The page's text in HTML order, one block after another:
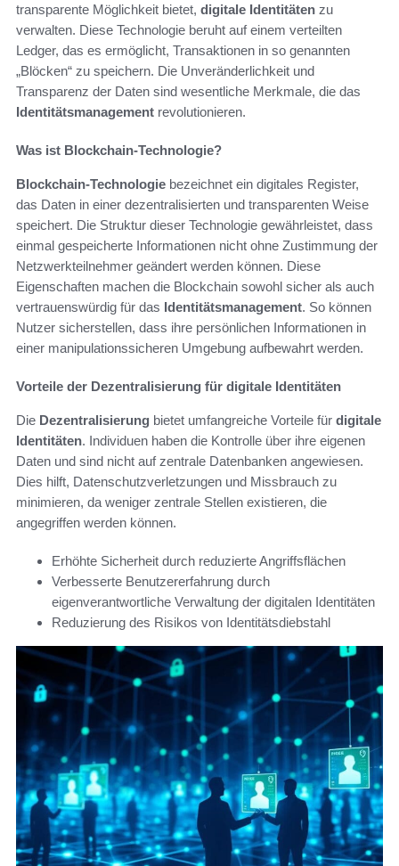
transparente Möglichkeit bietet, digitale Identitäten zu
verwalten. Diese Technologie beruht auf einem verteilten
Ledger, das es ermöglicht, Transaktionen in so genannten
„Blöcken“ zu speichern. Die Unveränderlichkeit und
Transparenz der Daten sind wesentliche Merkmale, die das
Identitätsmanagement revolutionieren.
Was ist Blockchain-Technologie?
Blockchain-Technologie bezeichnet ein digitales Register,
das Daten in einer dezentralisierten und transparenten Weise
speichert. Die Struktur dieser Technologie gewährleistet, dass
einmal gespeicherte Informationen nicht ohne Zustimmung der
Netzwerkteilnehmer geändert werden können. Diese
Eigenschaften machen die Blockchain sowohl sicher als auch
vertrauenswürdig für das Identitätsmanagement. So können
Nutzer sicherstellen, dass ihre persönlichen Informationen in
einer manipulationssicheren Umgebung aufbewahrt werden.
Vorteile der Dezentralisierung für digitale Identitäten
Die Dezentralisierung bietet umfangreiche Vorteile für digitale
Identitäten. Individuen haben die Kontrolle über ihre eigenen
Daten und sind nicht auf zentrale Datenbanken angewiesen.
Dies hilft, Datenschutzverletzungen und Missbrauch zu
minimieren, da weniger zentrale Stellen existieren, die
angegriffen werden können.
Erhöhte Sicherheit durch reduzierte Angriffsflächen
Verbesserte Benutzererfahrung durch
eigenverantwortliche Verwaltung der digitalen Identitäten
Reduzierung des Risikos von Identitätsdiebstahl